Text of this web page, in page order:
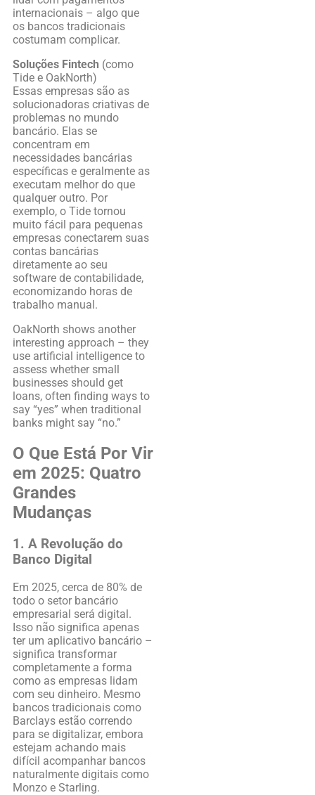
internacionais – algo que
os bancos tradicionais
costumam complicar.
Soluções Fintech (como
Tide e OakNorth)
Essas empresas são as
solucionadoras criativas de
problemas no mundo
bancário. Elas se
concentram em
necessidades bancárias
específicas e geralmente as
executam melhor do que
qualquer outro. Por
exemplo, o Tide tornou
muito fácil para pequenas
empresas conectarem suas
contas bancárias
diretamente ao seu
software de contabilidade,
economizando horas de
trabalho manual.
OakNorth shows another
interesting approach – they
use artificial intelligence to
assess whether small
businesses should get
loans, often finding ways to
say “yes” when traditional
banks might say “no.”
O Que Está Por Vir
em 2025: Quatro
Grandes
Mudanças
1. A Revolução do
Banco Digital
Em 2025, cerca de 80% de
todo o setor bancário
empresarial será digital.
Isso não significa apenas
ter um aplicativo bancário –
significa transformar
completamente a forma
como as empresas lidam
com seu dinheiro. Mesmo
bancos tradicionais como
Barclays estão correndo
para se digitalizar, embora
estejam achando mais
difícil acompanhar bancos
naturalmente digitais como
Monzo e Starling.